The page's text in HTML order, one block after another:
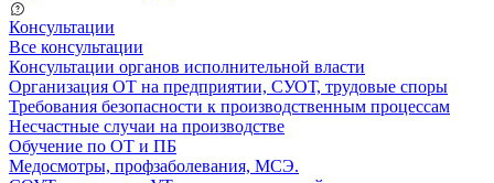
Консультации
Все консультации
Консультации органов исполнительной власти
Организация ОТ на предприятии, СУОТ, трудовые споры
Требования безопасности к производственным процессам
Несчастные случаи на производстве
Обучение по ОТ и ПБ
Медосмотры, профзаболевания, МСЭ.